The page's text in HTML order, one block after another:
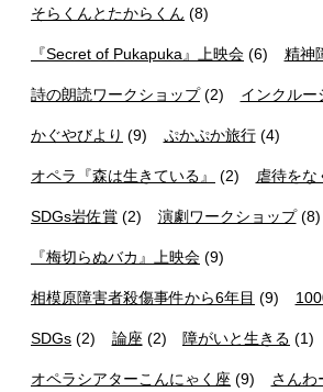
そらくんとたからくん (8)
『Secret of Pukapuka』上映会 (6) 精神
詩の朗読ワークショップ(2) インクルー
かぐやびより (9) ぷかぷか旅行(4)
オペラ『森は生きている』 (2) 虐待をな
SDGs岩佐賞 (2) 演劇ワークショップ(8)
『梅切らぬバカ』上映会 (9)
相模原障害者殺傷事件から6年目 (9)
SDGs (2) 論座 (2) 障がいと生きる (1)
オペラシアターこんにゃく座 (9) さんわ